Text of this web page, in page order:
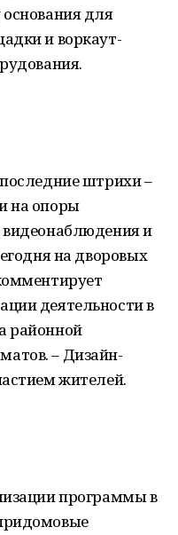
основания для
и воркаут-
штрихи –
на опоры
и
на дворовых
деятельности в
районной
– Дизайн-
жителей.
программы в